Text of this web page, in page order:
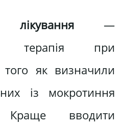
лікування —
терапія при
того як визначили
із мокротиння
Краще вводити